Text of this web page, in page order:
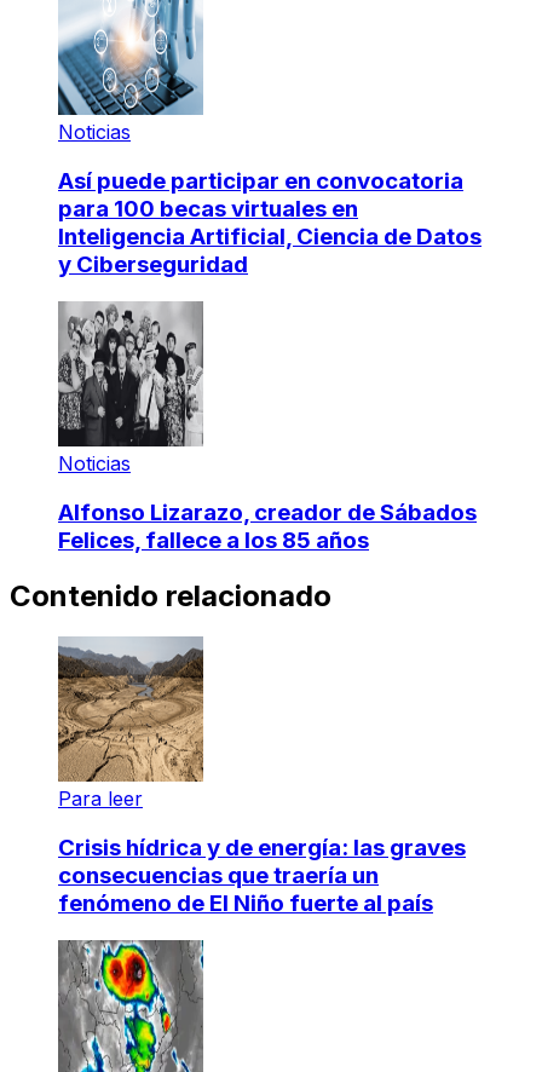
Noticias
Así puede participar en convocatoria
para 100 becas virtuales en
Inteligencia Artificial, Ciencia de Datos
y Ciberseguridad
Noticias
Alfonso Lizarazo, creador de Sábados
Felices, fallece a los 85 años
Contenido relacionado
Para leer
Crisis hídrica y de energía: las graves
consecuencias que traería un
fenómeno de El Niño fuerte al país